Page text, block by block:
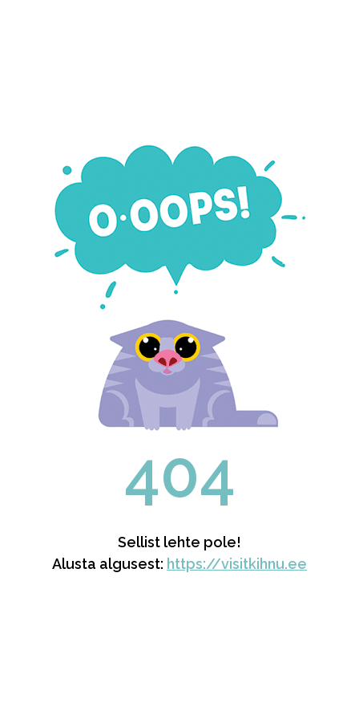
404
Sellist lehte pole!
Alusta algusest: https://visitkihnu.ee